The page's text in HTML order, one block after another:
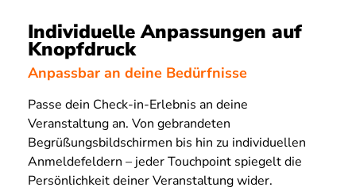
Individuelle Anpassungen auf
Knopfdruck
Anpassbar an deine Bedürfnisse
Passe dein Check-in-Erlebnis an deine
Veranstaltung an. Von gebrandeten
Begrüßungsbildschirmen bis hin zu individuellen
Anmeldefeldern – jeder Touchpoint spiegelt die
Persönlichkeit deiner Veranstaltung wider.